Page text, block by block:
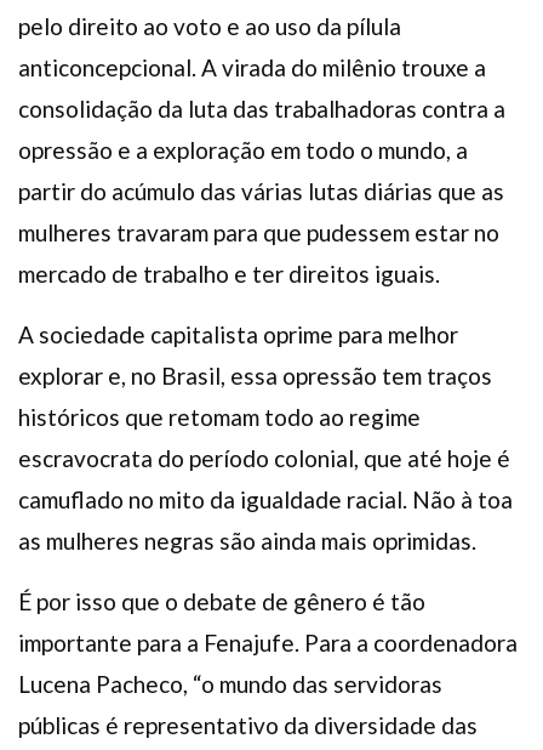
pelo direito ao voto e ao uso da pílula
anticoncepcional. A virada do milênio trouxe a
consolidação da luta das trabalhadoras contra a
opressão e a exploração em todo o mundo, a
partir do acúmulo das várias lutas diárias que as
mulheres travaram para que pudessem estar no
mercado de trabalho e ter direitos iguais.
A sociedade capitalista oprime para melhor
explorar e, no Brasil, essa opressão tem traços
históricos que retomam todo ao regime
escravocrata do período colonial, que até hoje é
camuflado no mito da igualdade racial. Não à toa
as mulheres negras são ainda mais oprimidas.
É por isso que o debate de gênero é tão
importante para a Fenajufe. Para a coordenadora
Lucena Pacheco, “o mundo das servidoras
públicas é representativo da diversidade das